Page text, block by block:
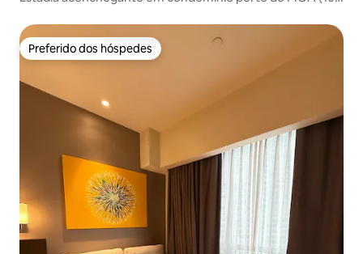
Preferido dos hóspedes
Preferido dos hóspedes